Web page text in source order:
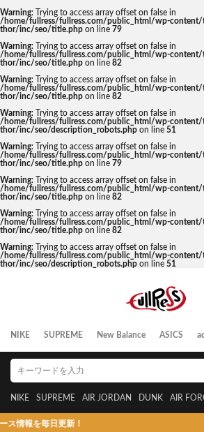
Warning: Trying to access array offset on false in
/home/fullress/fullress.com/public_html/wp-content/
thor/inc/seo/title.php on line 79
Warning: Trying to access array offset on false in
/home/fullress/fullress.com/public_html/wp-content/
thor/inc/seo/title.php on line 82
Warning: Trying to access array offset on false in
/home/fullress/fullress.com/public_html/wp-content/
thor/inc/seo/title.php on line 82
Warning: Trying to access array offset on false in
/home/fullress/fullress.com/public_html/wp-content/
thor/inc/seo/description_robots.php on line 51
Warning: Trying to access array offset on false in
/home/fullress/fullress.com/public_html/wp-content/
thor/inc/seo/title.php on line 79
Warning: Trying to access array offset on false in
/home/fullress/fullress.com/public_html/wp-content/
thor/inc/seo/title.php on line 82
Warning: Trying to access array offset on false in
/home/fullress/fullress.com/public_html/wp-content/
thor/inc/seo/title.php on line 82
Warning: Trying to access array offset on false in
/home/fullress/fullress.com/public_html/wp-content/
thor/inc/seo/description_robots.php on line 51
NIKE SUPREME New Balance ASICS
NIKE SUPREME AIR JORDAN DUNK AIR
を毎日更新！